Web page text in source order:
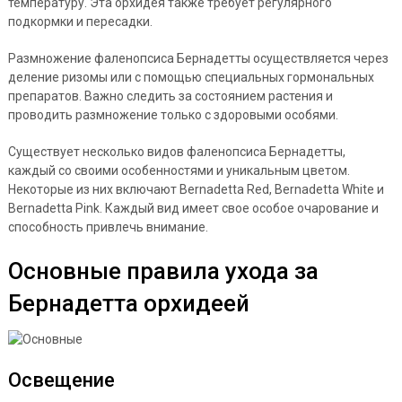
подкормки и пересадки.
Размножение фаленопсиса Бернадетты осуществляется через
деление ризомы или с помощью специальных гормональных
препаратов. Важно следить за состоянием растения и
проводить размножение только с здоровыми особями.
Существует несколько видов фаленопсиса Бернадетты,
каждый со своими особенностями и уникальным цветом.
Некоторые из них включают Bernadetta Red, Bernadetta White и
Bernadetta Pink. Каждый вид имеет свое особое очарование и
способность привлечь внимание.
Основные правила ухода за
Бернадетта орхидеей
Освещение